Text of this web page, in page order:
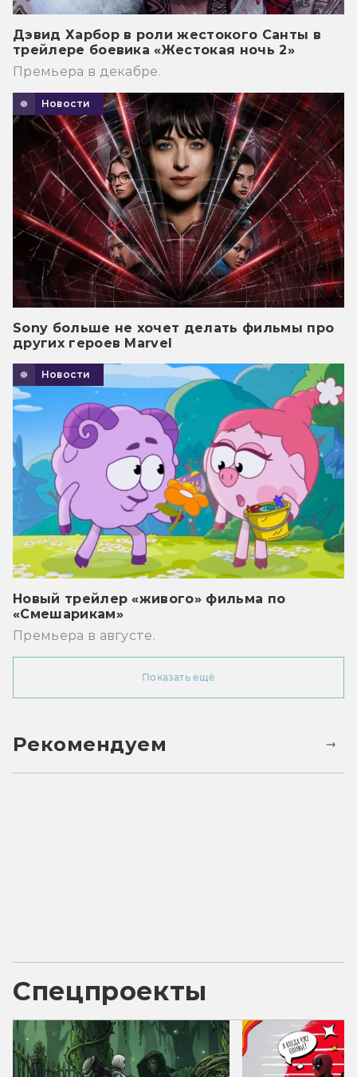
Дэвид Харбор в роли жестокого Санты в
трейлере боевика «Жестокая ночь 2»
Премьера в декабре.
Новости
Sony больше не хочет делать фильмы про
других героев Marvel
Новости
Новый трейлер «живого» фильма по
«Смешарикам»
Премьера в августе.
Показать ещё
Рекомендуем
Спецпроекты